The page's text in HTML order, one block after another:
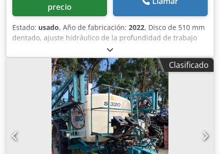
precio
Estado: usado, Año de fabricación: 2022, Disco de 510 mm
dentado, ajuste hidráulico de la profundidad de trabajo
del grupo de discos / ajuste hidráulico de la profundidad
de trabajo de la unidad de nivelación, púas C-Mix-Ultra
para Ceus 50 / ajuste hidráulico de la profundidad de
trabajo del campo de púas con lanza hidráulica HD
CUCHILLA 80 mm / (14/K1) Codetz Tplopfx Al Rorf
Clasificado